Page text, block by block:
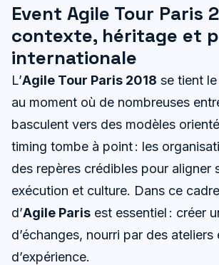
Event Agile Tour Paris
contexte, héritage et
internationale
L’Agile Tour Paris 2018 se tient
au moment où de nombreuses
basculent vers des modèles
timing tombe à point : les
des repères crédibles pour aligner
exécution et culture. Dans ce
d’Agile Paris est essentiel : créer
d’échanges, nourri par des
d’expérience.